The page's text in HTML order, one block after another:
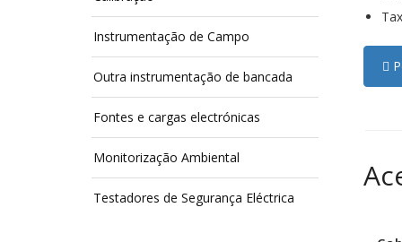
Instrumentação de Campo
Outra instrumentação de bancada
Fontes e cargas electrónicas
Monitorização Ambiental
Testadores de Segurança Eléctrica